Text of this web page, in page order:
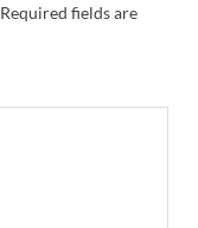
Required fields are